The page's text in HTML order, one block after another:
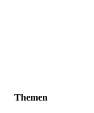
Themen